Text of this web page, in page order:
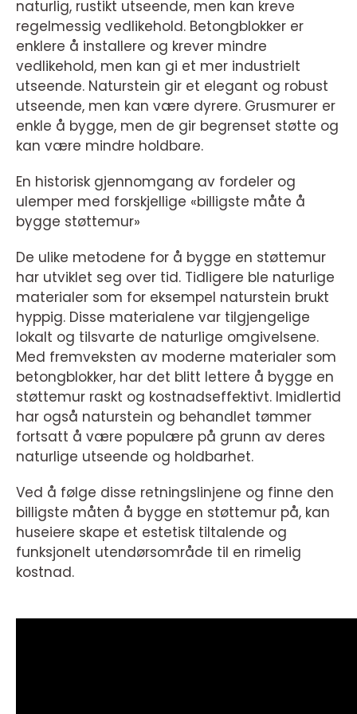
naturlig, rustikt utseende, men kan kreve
regelmessig vedlikehold. Betongblokker er
enklere å installere og krever mindre
vedlikehold, men kan gi et mer industrielt
utseende. Naturstein gir et elegant og robust
utseende, men kan være dyrere. Grusmurer er
enkle å bygge, men de gir begrenset støtte og
kan være mindre holdbare.
En historisk gjennomgang av fordeler og
ulemper med forskjellige «billigste måte å
bygge støttemur»
De ulike metodene for å bygge en støttemur
har utviklet seg over tid. Tidligere ble naturlige
materialer som for eksempel naturstein brukt
hyppig. Disse materialene var tilgjengelige
lokalt og tilsvarte de naturlige omgivelsene.
Med fremveksten av moderne materialer som
betongblokker, har det blitt lettere å bygge en
støttemur raskt og kostnadseffektivt. Imidlertid
har også naturstein og behandlet tømmer
fortsatt å være populære på grunn av deres
naturlige utseende og holdbarhet.
Ved å følge disse retningslinjene og finne den
billigste måten å bygge en støttemur på, kan
huseiere skape et estetisk tiltalende og
funksjonelt utendørsområde til en rimelig
kostnad.